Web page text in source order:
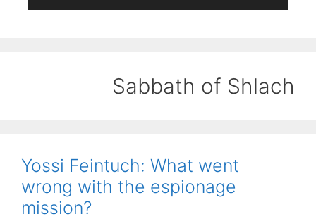
Sabbath of Shlach
Yossi Feintuch: What went
wrong with the espionage
mission?